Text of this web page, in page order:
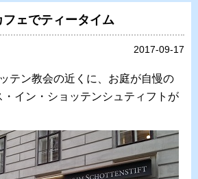
ェでティータイム
2017-09-17
テン教会の近くに、お庭が自慢の
・イン・ショッテンシュティフトが